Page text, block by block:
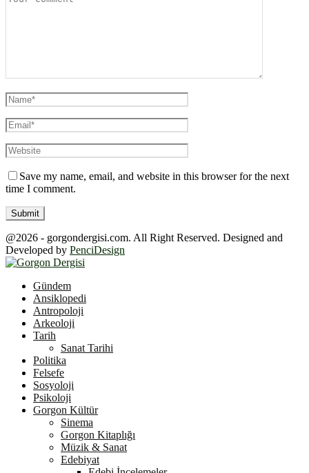
Save my name, email, and website in this browser for the next
time I comment.
@2026 - gorgondergisi.com. All Right Reserved. Designed and
Developed by PenciDesign
Gündem
Ansiklopedi
Antropoloji
Arkeoloji
Tarih
Sanat Tarihi
Politika
Felsefe
Sosyoloji
Psikoloji
Gorgon Kültür
Sinema
Gorgon Kitaplığı
Müzik & Sanat
Edebiyat